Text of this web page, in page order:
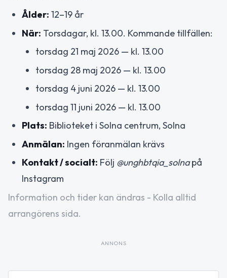
Ålder: 12–19 år
När: Torsdagar, kl. 13.00. Kommande tillfällen:
torsdag 21 maj 2026 — kl. 13.00
torsdag 28 maj 2026 — kl. 13.00
torsdag 4 juni 2026 — kl. 13.00
torsdag 11 juni 2026 — kl. 13.00
Plats: Biblioteket i Solna centrum, Solna
Anmälan: Ingen föranmälan krävs
Kontakt / socialt: Följ @unghbtqia_solnapå
Instagram
Information och tider kan ändras - Kolla alltid
arrangörens sida.
ANNONS